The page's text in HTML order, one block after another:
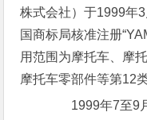
株式会社）于1999年
国商标局核准注册
用范围为摩托车、摩
摩托车零部件等第12
1999年7至9月